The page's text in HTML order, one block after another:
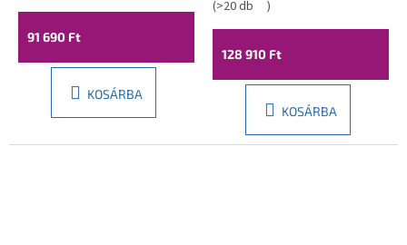
cm, 856-105-000-01-
00
91 690 Ft
KOSÁRBA
8 mm-es átlátszó üveg,
rozéarany profil, 836-
095-000-60-00-P
(>20 db )
128 910 Ft
KOSÁRBA